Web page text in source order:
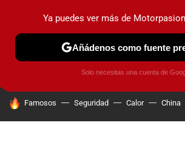
PRUEBAS COCHES ELÉCTRICOS
HOY SE HABLA DE
Famosos Seguridad Calor China
Ya puedes ver más de
Añádenos como fuente
Solo necesitas una cuenta de